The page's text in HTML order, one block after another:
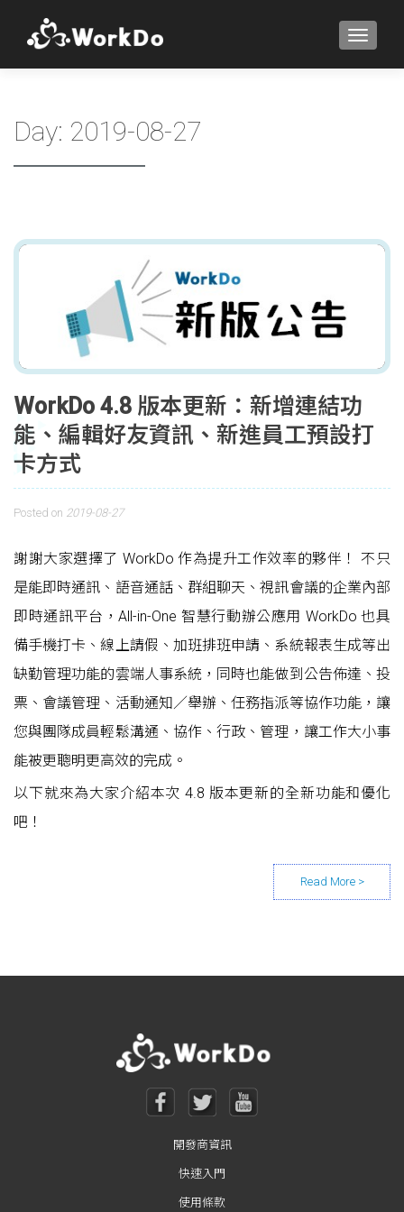
Day: 2019-08-27
WorkDo 4.8 版本更新：新增連結功
能、編輯好友資訊、新進員工預設打
卡方式
Posted on 2019-08-27
謝謝大家選擇了 WorkDo 作為提升工作效率的夥伴！ 不只
是能即時通訊、語音通話、群組聊天、視訊會議的企業內部
即時通訊平台，All-in-One 智慧行動辦公應用 WorkDo 也具
備手機打卡、線上請假、加班排班申請、系統報表生成等出
缺勤管理功能的雲端人事系統，同時也能做到公告佈達、投
票、會議管理、活動通知／舉辦、任務指派等協作功能，讓
您與團隊成員輕鬆溝通、協作、行政、管理，讓工作大小事
能被更聰明更高效的完成。
以下就來為大家介紹本次 4.8 版本更新的全新功能和優化
吧！
Posts navigation
開發商資訊
快速入門
使用條款